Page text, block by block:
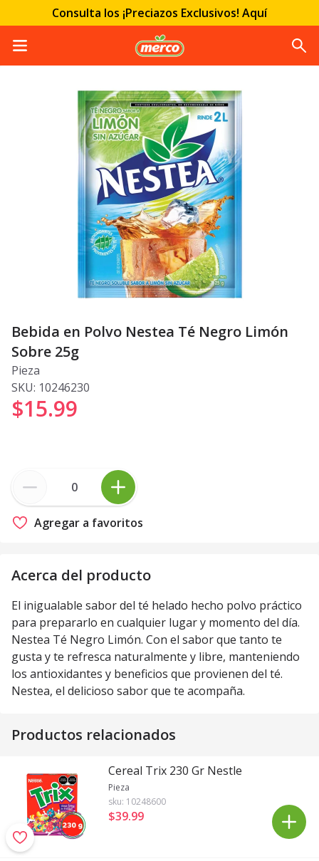
Consulta los ¡Preciazos Exclusivos! Aquí
Bebida en Polvo Nestea Té Negro Limón
Sobre 25g
Pieza
SKU: 10246230
$15.99
Agregar a favoritos
Acerca del producto
El inigualable sabor del té helado hecho polvo práctico
para prepararlo en cualquier lugar y momento del día.
Nestea Té Negro Limón. Con el sabor que tanto te
gusta y te refresca naturalmente y libre, manteniendo
los antioxidantes y beneficios que provienen del té.
Nestea, el delicioso sabor que te acompaña.
Productos relacionados
Cereal Trix 230 Gr Nestle
Pieza
sku: 10248600
$39.99